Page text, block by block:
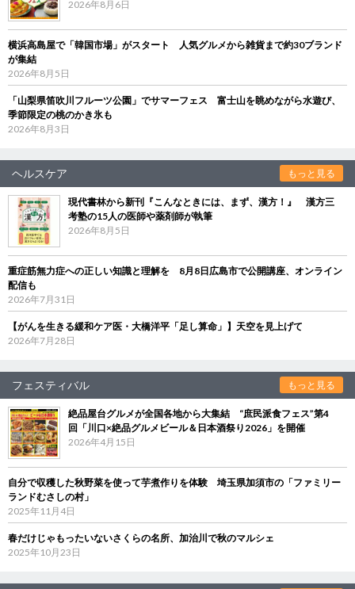
2026年8月6日
横浜高島屋で「韓国市場」がスタート 人気グルメから雑貨まで約30ブランド
が集結
2026年8月5日
「山梨県笛吹川フルーツ公園」でサマーフェス 富士山を眺めながら水遊び、
季節限定の桃のかき氷も
2026年8月3日
ヘルスケア もっと見る
現代書林から新刊『こんなときには、まず、漢方！』 漢方三
考塾の15人の医師や薬剤師が執筆
2026年8月5日
重症筋無力症への正しい知識と理解を 8月8日広島市で公開講座、オンライン
配信も
2026年7月31日
【がんを生きる緩和ケア医・大橋洋平「足し算命」】天空を見上げて
2026年7月28日
フェスティバル もっと見る
絶品屋台グルメが全国各地から大集結 “庶民派食フェス”第4
回「川口×絶品グルメビール＆日本酒祭り2026」を開催
2026年4月15日
自分で収穫した秋野菜を使って芋煮作りを体験 埼玉県加須市の「ファミリー
ランドむさしの村」
2025年11月4日
春だけじゃもったいないさくらの名所、加治川で秋のマルシェ
2025年10月23日